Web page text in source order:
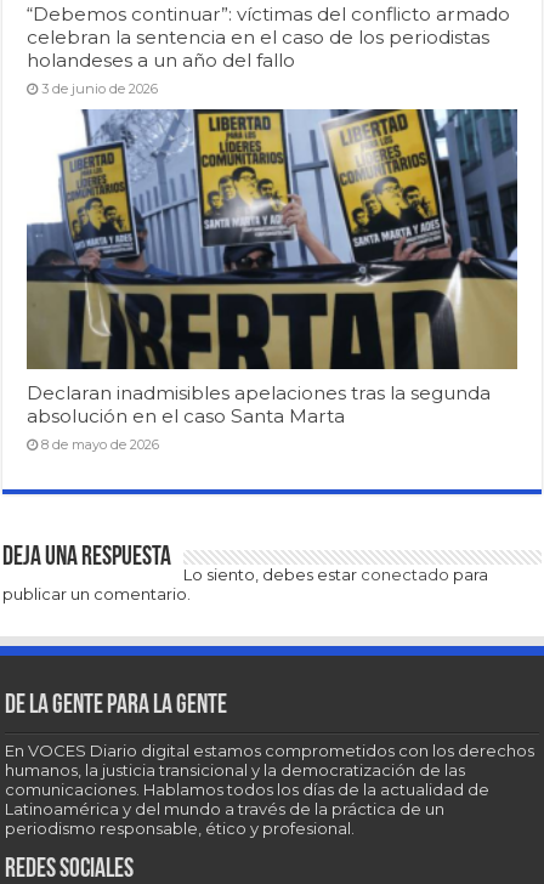
“Debemos continuar”: víctimas del conflicto armado
celebran la sentencia en el caso de los periodistas
holandeses a un año del fallo
3 de junio de 2026
Declaran inadmisibles apelaciones tras la segunda
absolución en el caso Santa Marta
8 de mayo de 2026
Deja una respuesta
Lo siento, debes estar conectado para
publicar un comentario.
De la gente para la gente
En VOCES Diario digital estamos comprometidos con los derechos
humanos, la justicia transicional y la democratización de las
comunicaciones. Hablamos todos los días de la actualidad de
Latinoamérica y del mundo a través de la práctica de un
periodismo responsable, ético y profesional.
Redes sociales